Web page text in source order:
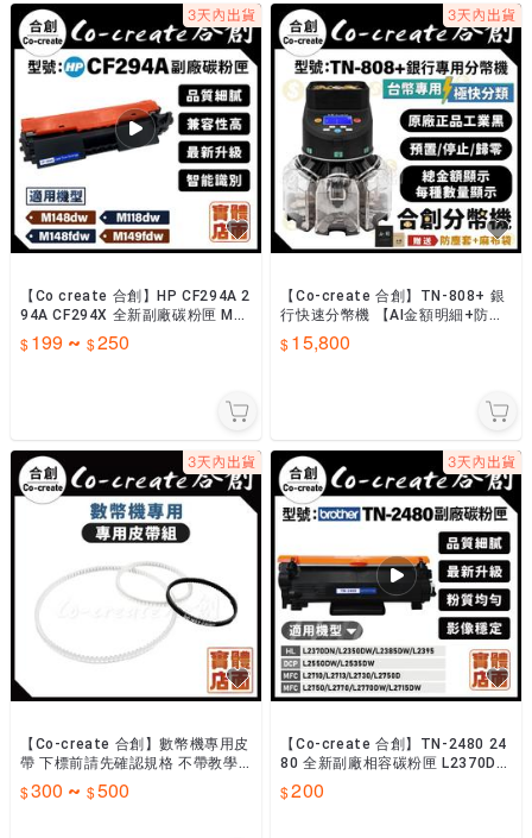
【Co create 合創】HP CF294A 2
94A CF294X 全新副廠碳粉匣 M1
48dw M148fdw
199 ~ 250
【Co-create 合創】TN-808+ 銀
行快速分幣機 【AI金額明細+防塵
套+麻布袋】『工業經典黑』數幣
機 分幣機
15,800
【Co-create 合創】數幣機專用皮
帶 下標前請先確認規格 不帶教學
無法接受者請勿下標
300 ~ 500
【Co-create 合創】TN-2480 24
80 全新副廠相容碳粉匣 L2370DN
L2535DW L2750D
200